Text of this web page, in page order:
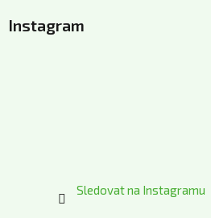
pInstagram
Sledovat na Instagramu